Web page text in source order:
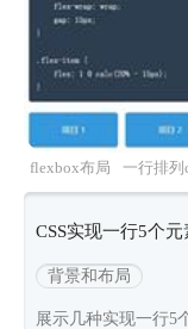
flexbox布局 一行排列
CSS实现一行5个
背景和布局
展示几种实现一行5